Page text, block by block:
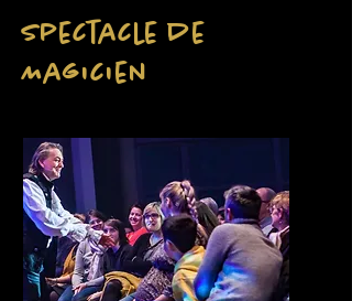
Spectacle de
Magicien